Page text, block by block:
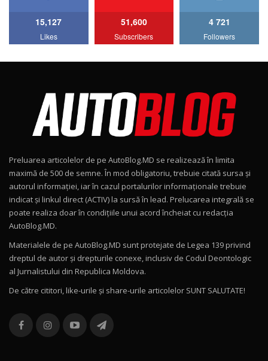
AutoBlog.MD
15:08
Noul Geely EX2 / Test Drive AutoBlog.MD
15:22
Mercedes-AMG E 53 HYBRID 4MATIC+ / Test
Drive AutoBlog.MD
16:27
11
Noul Volvo ES90 / Test Drive AutoBlog.MD
12
Noul MG HS / Test Drive AutoBlog.MD
16:48
13
combină aventura cu luxul / AutoBlog.MD
36:08
15,127
Likes
51,600
Subscribers
4 721
Followers
Preluarea articolelor de pe AutoBlog.MD se realizează în limita
maximă de 500 de semne. În mod obligatoriu, trebuie citată sursa și
autorul informației, iar în cazul portalurilor informaționale trebuie
indicat și linkul direct (ACTIV) la sursă în lead. Prelucarea integrală se
poate realiza doar în condițiile unui acord încheiat cu redacţia
AutoBlog.MD.
Materialele de pe AutoBlog.MD sunt protejate de Legea 139 privind
dreptul de autor și drepturile conexe, inclusiv de Codul Deontologic
al Jurnalistului din Republica Moldova.
De către cititori, like-urile şi share-urile articolelor SUNT SALUTATE!